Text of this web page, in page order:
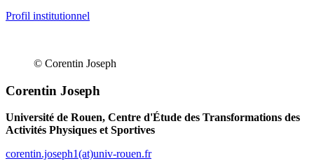
Profil institutionnel
© Corentin Joseph
Corentin Joseph
Université de Rouen, Centre d'Étude des Transformations des
Activités Physiques et Sportives
corentin.joseph1(at)univ-rouen.fr